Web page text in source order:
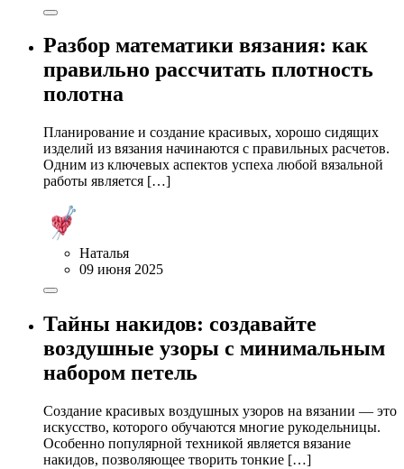
Разбор математики вязания: как
правильно рассчитать плотность
полотна
Планирование и создание красивых, хорошо сидящих
изделий из вязания начинаются с правильных расчетов.
Одним из ключевых аспектов успеха любой вязальной
работы является […]
Наталья
09 июня 2025
Тайны накидов: создавайте
воздушные узоры с минимальным
набором петель
Создание красивых воздушных узоров на вязании — это
искусство, которого обучаются многие рукодельницы.
Особенно популярной техникой является вязание
накидов, позволяющее творить тонкие […]